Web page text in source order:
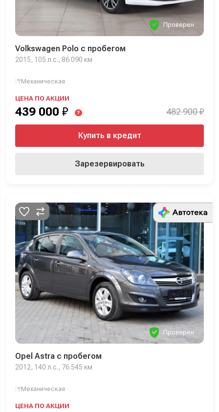
Проверен
Volkswagen Polo с пробегом
2015, 105 л.с., 86 090 км
Механическая
ЦЕНА ПО АКЦИИ
439 000 ₽ ? 482 900 ₽
Купить в кредит
Зарезервировать
Проверен
Opel Astra с пробегом
2012, 140 л.с., 76 545 км
Механическая
ЦЕНА ПО АКЦИИ